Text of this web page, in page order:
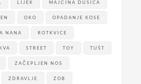
LIJEK MAJČINA DUŠICA
OKO OPADANJE KOSE
NANA ROTKVICE
STREET TOY TUŠT
ZAČEPLJEN NOS
ZDRAVLJE ZOB